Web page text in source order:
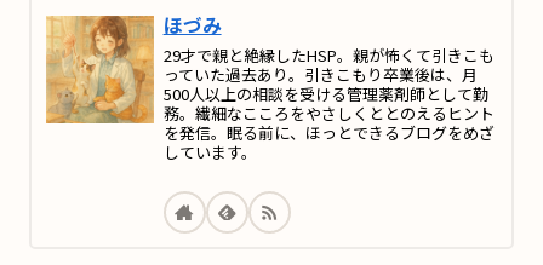
ほづみ
29才で親と絶縁したHSP。親が怖くて引きこも
っていた過去あり。引きこもり卒業後は、月
500人以上の相談を受ける管理薬剤師として勤
務。繊細なこころをやさしくととのえるヒント
を発信。眠る前に、ほっとできるブログをめざ
しています。